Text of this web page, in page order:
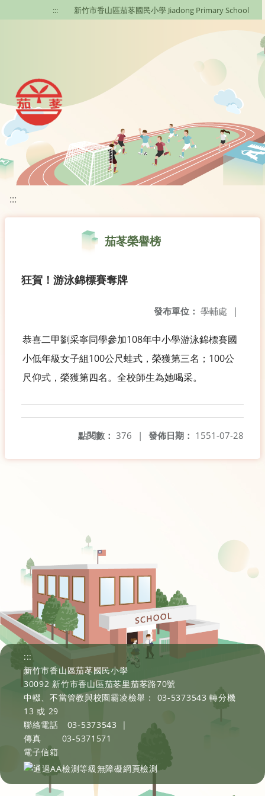
移至網頁之主要內容區位置
::: 新竹市香山區茄苳國民小學 Jiadong Primary School
:::
茄苳榮譽榜
狂賀！游泳錦標賽奪牌
發布單位： 學輔處 |
恭喜二甲劉采寧同學參加108年中小學游泳錦標賽國
小低年級女子組100公尺蛙式，榮獲第三名；100公
尺仰式，榮獲第四名。全校師生為她喝采。
發佈日期： 1551-07-28
點閱數： 376 |
:::
新竹市香山區茄苳國民小學
30092 新竹市香山區茄苳里茄苳路70號
中輟、不當管教與校園霸凌檢舉： 03-5373543 轉分機
13 或 29
聯絡電話
03-5373543
|
傳真
03-5371571
電子信箱